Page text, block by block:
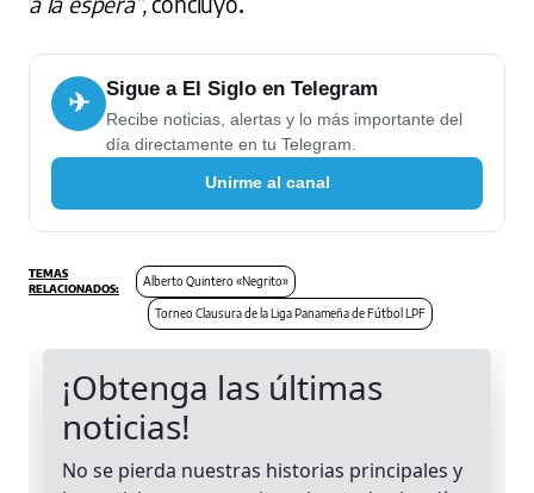
✈ Sigue a El Siglo en Telegram
Recibe noticias, alertas y lo más importante del
día directamente en tu Telegram.
Unirme al canal
Alberto Quintero «Negrito»
Torneo Clausura de la Liga Panameña de Fútbol LPF